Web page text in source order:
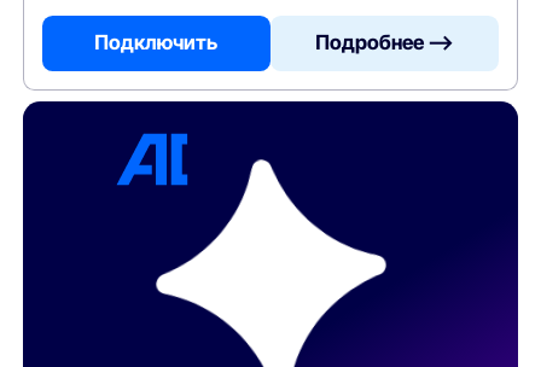
Подключить Подробнее —>